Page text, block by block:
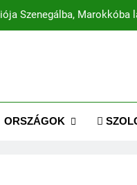
Szenegálba, Marokkóba
az intelligens gazdaságok
ORSZÁGOK